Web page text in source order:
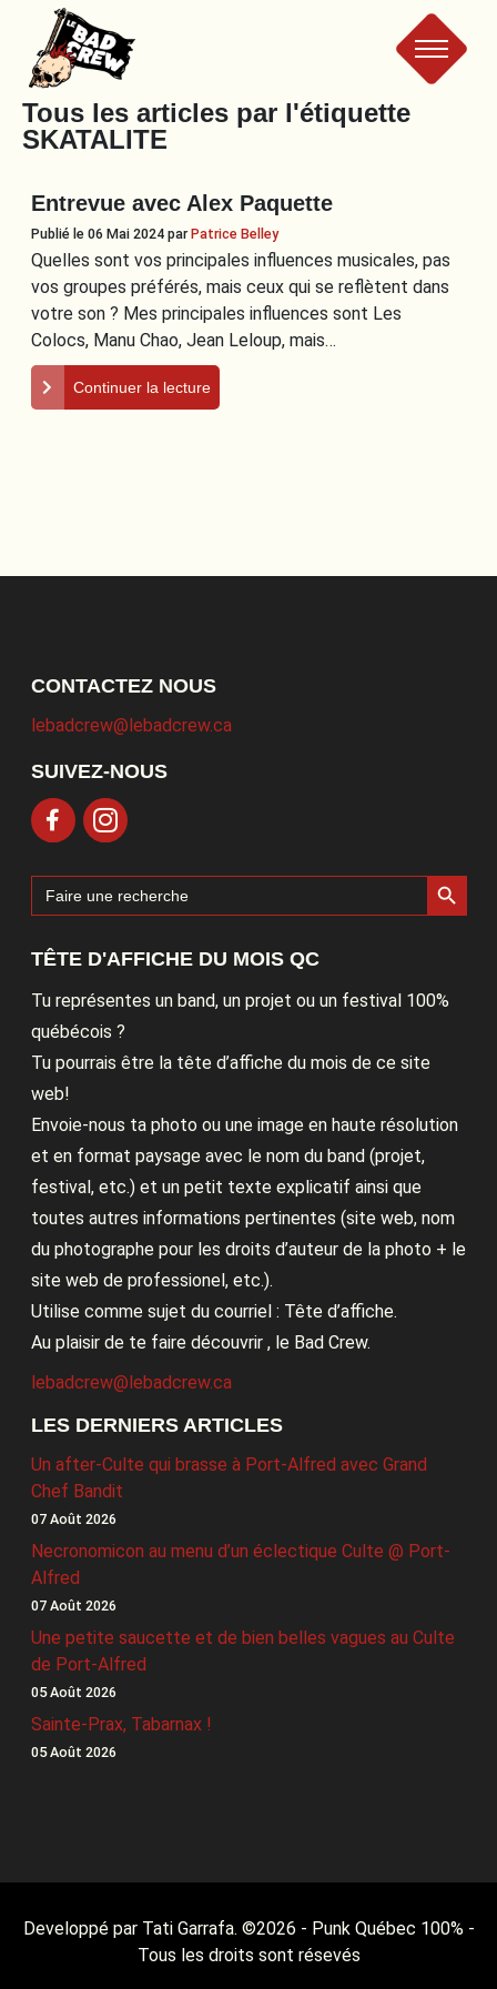
Le
Bad
Crew
Tous les articles par l'étiquette
SKATALITE
Entrevue avec Alex Paquette
Publié le 06 Mai 2024 parPatrice Belley
Quelles sont vos principales influences musicales, pas
vos groupes préférés, mais ceux qui se reflètent dans
votre son ? Mes principales influences sont Les
Colocs, Manu Chao, Jean Leloup, mais…
Continuer la lecture
CONTACTEZ NOUS
lebadcrew@lebadcrew.ca
SUIVEZ-NOUS
Search
for:
Search Button
TÊTE D'AFFICHE DU MOIS QC
Tu représentes un band, un projet ou un festival 100%
québécois ?
Tu pourrais être la tête d’affiche du mois de ce site
web!
Envoie-nous ta photo ou une image en haute résolution
et en format paysage avec le nom du band (projet,
festival, etc.) et un petit texte explicatif ainsi que
toutes autres informations pertinentes (site web, nom
du photographe pour les droits d’auteur de la photo + le
site web de professionel, etc.).
Utilise comme sujet du courriel : Tête d’affiche.
Au plaisir de te faire découvrir , le Bad Crew.
lebadcrew@lebadcrew.ca
LES DERNIERS ARTICLES
Un after-Culte qui brasse à Port-Alfred avec Grand
Chef Bandit
07 Août 2026
Necronomicon au menu d’un éclectique Culte @ Port-
Alfred
07 Août 2026
Une petite saucette et de bien belles vagues au Culte
de Port-Alfred
05 Août 2026
Sainte-Prax, Tabarnax !
05 Août 2026
Developpé par Tati Garrafa. ©2026 - Punk Québec 100% -
Tous les droits sont résevés